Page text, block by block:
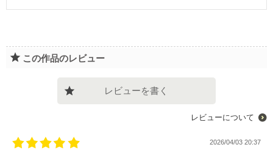
この作品のレビュー
レビューを書く
レビューについて
2026/04/03 20:37